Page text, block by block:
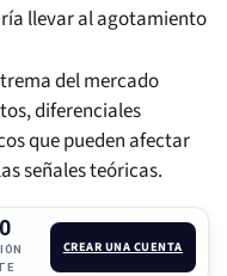
llevar al agotamiento
del mercado
diferenciales
que pueden afectar
señales teóricas.
CREAR UNA CUENTA